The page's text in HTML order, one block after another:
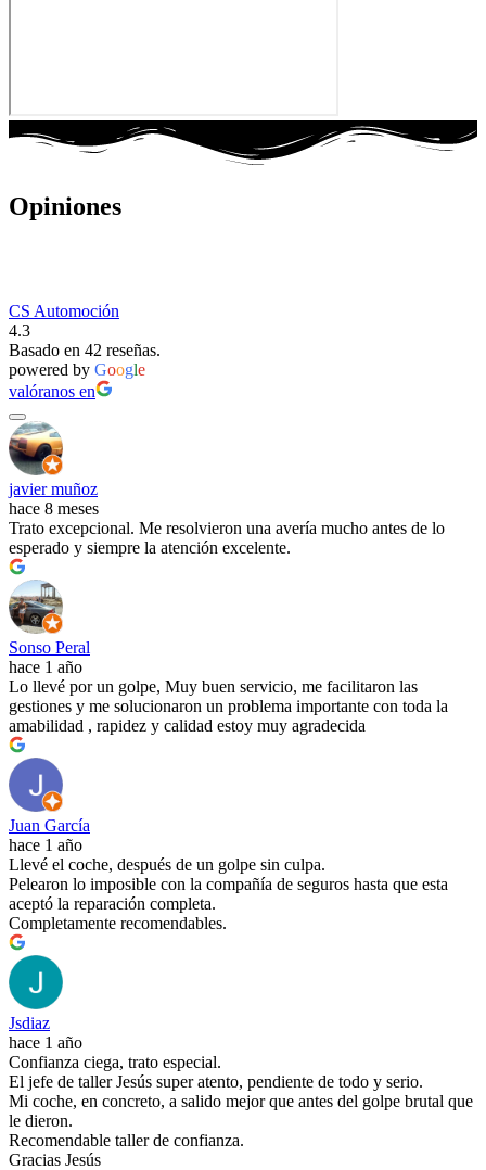
Opiniones
CS Automoción
4.3
Basado en 42 reseñas.
powered by Google
valóranos en
javier muñoz
hace 8 meses
Trato excepcional. Me resolvieron una avería mucho antes de lo
esperado y siempre la atención excelente.
Sonso Peral
hace 1 año
Lo llevé por un golpe, Muy buen servicio, me facilitaron las
gestiones y me solucionaron un problema importante con toda la
amabilidad , rapidez y calidad estoy muy agradecida
Juan García
hace 1 año
Llevé el coche, después de un golpe sin culpa.
Pelearon lo imposible con la compañía de seguros hasta que esta
aceptó la reparación completa.
Completamente recomendables.
Jsdiaz
hace 1 año
Confianza ciega, trato especial.
El jefe de taller Jesús super atento, pendiente de todo y serio.
Mi coche, en concreto, a salido mejor que antes del golpe brutal que
le dieron.
Recomendable taller de confianza.
Gracias Jesús